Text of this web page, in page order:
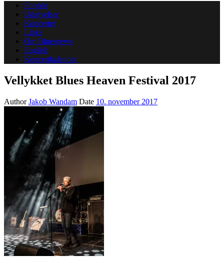
Forside
Udgivelser
Koncerter
Links
Om Bluesnews
English
Koncertkalender
Vellykket Blues Heaven Festival 2017
AuthorJakob Wandam Date 10. november 2017